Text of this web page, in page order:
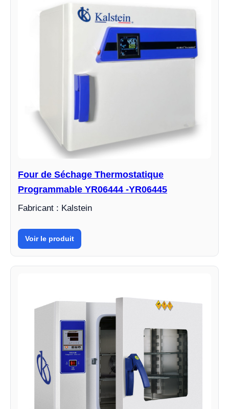
Four de Séchage Thermostatique
Programmable YR06444 -YR06445
Fabricant : Kalstein
Voir le produit